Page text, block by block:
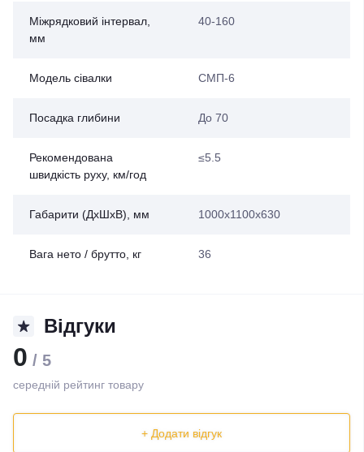
Міжрядковий інтервал,
мм
40-160
Модель сівалки СМП-6
Посадка глибини До 70
Рекомендована
швидкість руху, км/год
≤5.5
Габарити (ДхШхВ), мм 1000х1100х630
Вага нето / брутто, кг 36
Відгуки
0 / 5
середній рейтинг товару
+ Додати відгук